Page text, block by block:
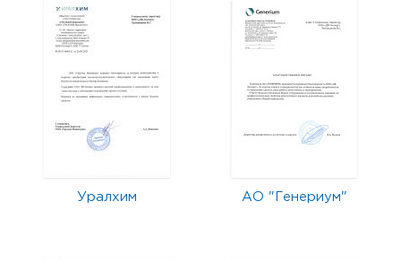
Уралхим АО "Генериум"